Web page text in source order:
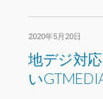
2020年5月20日
地デジ対
い